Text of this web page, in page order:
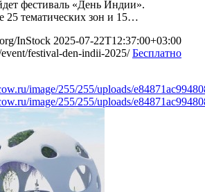
фестиваль «День Индии».
25 тематических зон и 15…
InStock 2025-07-22T12:37:00+03:00
festival-den-indii-2025/ Бесплатно
image/255/255/uploads/
image/255/255/uploads/